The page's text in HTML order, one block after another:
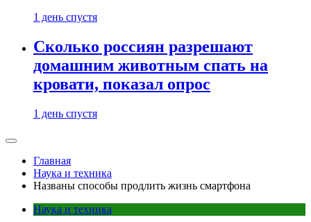
1 день спустя
Сколько россиян разрешают
домашним животным спать на
кровати, показал опрос
1 день спустя
Главная
Наука и техника
Названы способы продлить жизнь смартфона
Наука и техника